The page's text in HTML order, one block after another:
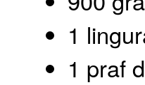
1
1 praf